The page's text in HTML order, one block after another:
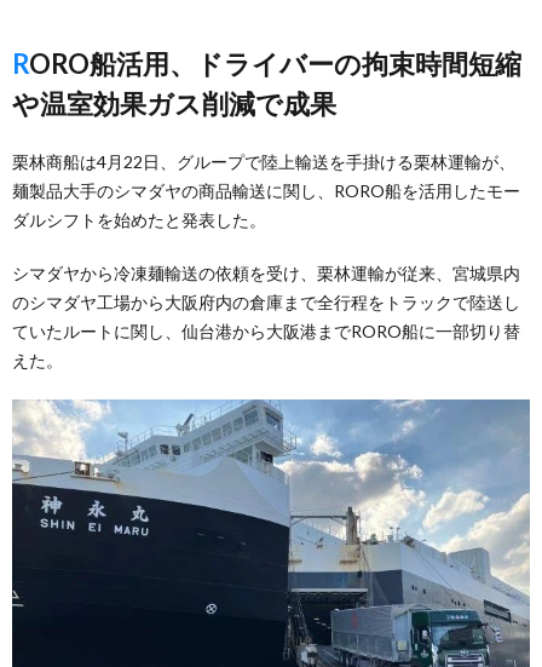
RORO船活用、ドライバーの拘束時間短縮
や温室効果ガス削減で成果
栗林商船は4月22日、グループで陸上輸送を手掛ける栗林運輸が、
麺製品大手のシマダヤの商品輸送に関し、RORO船を活用したモー
ダルシフトを始めたと発表した。
シマダヤから冷凍麺輸送の依頼を受け、栗林運輸が従来、宮城県内
のシマダヤ工場から大阪府内の倉庫まで全行程をトラックで陸送し
ていたルートに関し、仙台港から大阪港までRORO船に一部切り替
えた。